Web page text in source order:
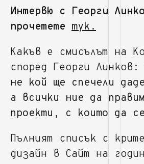
Интервю с Георги
прочетете тук.
Какъв е смисълът на
според Георги Линков:
не кой ще спечели
а всички ние да
проекти, с които да
Пълният списък с
дизайн в Сайт на